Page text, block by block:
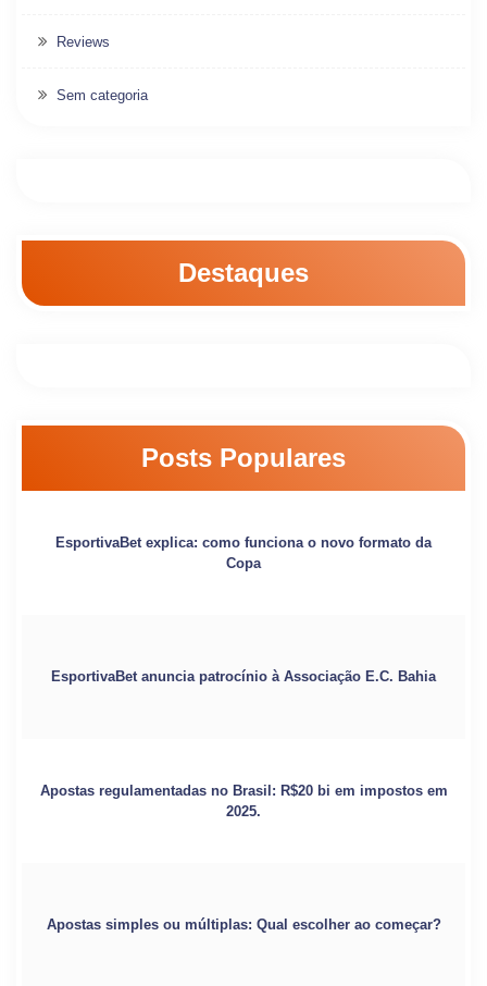
Reviews
Sem categoria
Destaques
Posts Populares
EsportivaBet explica: como funciona o novo formato da
Copa
EsportivaBet anuncia patrocínio à Associação E.C. Bahia
Apostas regulamentadas no Brasil: R$20 bi em impostos em
2025.
Apostas simples ou múltiplas: Qual escolher ao começar?